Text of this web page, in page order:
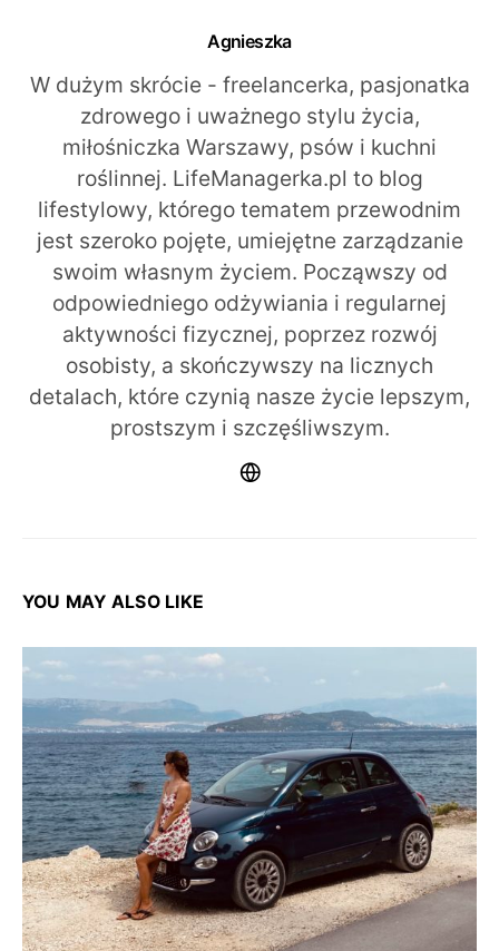
Agnieszka
W dużym skrócie - freelancerka, pasjonatka
zdrowego i uważnego stylu życia,
miłośniczka Warszawy, psów i kuchni
roślinnej. LifeManagerka.pl to blog
lifestylowy, którego tematem przewodnim
jest szeroko pojęte, umiejętne zarządzanie
swoim własnym życiem. Począwszy od
odpowiedniego odżywiania i regularnej
aktywności fizycznej, poprzez rozwój
osobisty, a skończywszy na licznych
detalach, które czynią nasze życie lepszym,
prostszym i szczęśliwszym.
YOU MAY ALSO LIKE